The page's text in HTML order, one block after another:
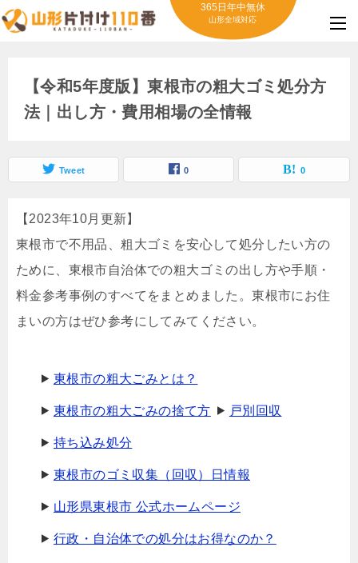
365日年中無休
山形全域対応
【令和5年度版】東根市の粗大ゴミ処分方
法｜出し方・費用相場の全情報
Tweet 0 0
【2023年10月更新】
東根市で不用品、粗大ゴミを安心して処分したい方の
ために、東根市自治体での粗大ゴミの出し方や手順・
料金参考事例のすべてをまとめました。東根市にお住
まいの方はぜひ参考にしてみてください。
東根市の粗大ごみとは？
東根市の粗大ごみの捨て方 戸別回収
持ち込み処分
東根市のゴミ収集（回収）日情報
山形県東根市 公式ホームページ
行政・自治体での処分はお得なのか？